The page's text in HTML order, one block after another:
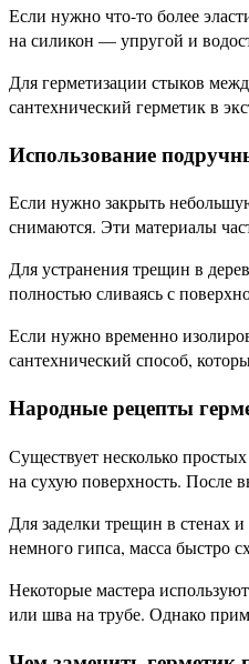
Если нужно что-то более
на силикон — упругой и
Для герметизации стыков
сантехнический герметик в
Использование
Если нужно закрыть
снимаются. Эти материалы
Для устранения трещин в
полностью сливаясь с
Если нужно временно
сантехнический способ,
Народные рецепты
Существует несколько
на сухую поверхность. После
Для заделки трещин в стенах
немного гипса, масса быстро
Некоторые мастера используют
или шва на трубе. Однако